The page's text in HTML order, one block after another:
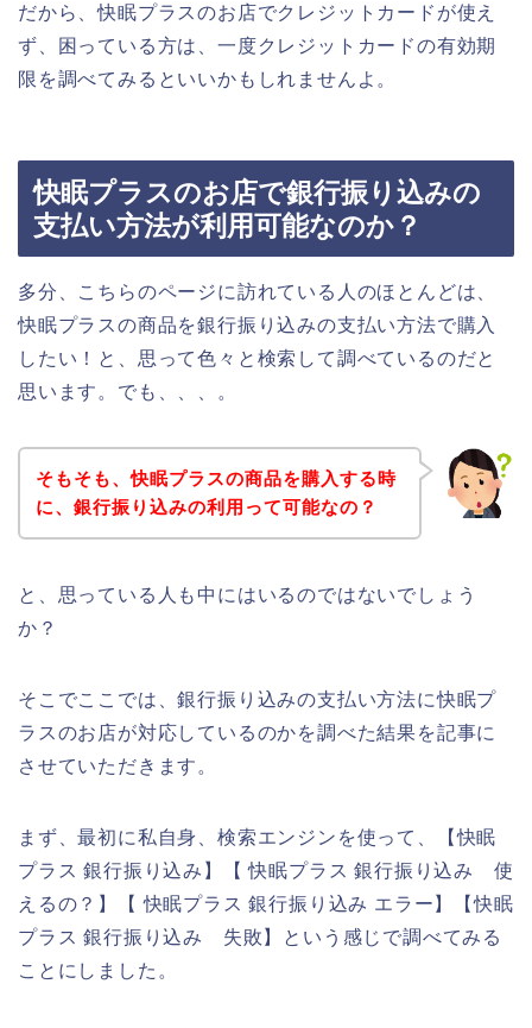
だから、快眠プラスのお店でクレジットカードが使え
ず、困っている方は、一度クレジットカードの有効期
限を調べてみるといいかもしれませんよ。
快眠プラスのお店で銀行振り込みの
支払い方法が利用可能なのか？
多分、こちらのページに訪れている人のほとんどは、
快眠プラスの商品を銀行振り込みの支払い方法で購入
したい！と、思って色々と検索して調べているのだと
思います。でも、、、。
そもそも、快眠プラスの商品を購入する時
に、銀行振り込みの利用って可能なの？
と、思っている人も中にはいるのではないでしょう
か？
そこでここでは、銀行振り込みの支払い方法に快眠プ
ラスのお店が対応しているのかを調べた結果を記事に
させていただきます。
まず、最初に私自身、検索エンジンを使って、【快眠
プラス 銀行振り込み】【 快眠プラス 銀行振り込み 使
えるの？】【 快眠プラス 銀行振り込み エラー】【快眠
プラス 銀行振り込み 失敗】という感じで調べてみる
ことにしました。